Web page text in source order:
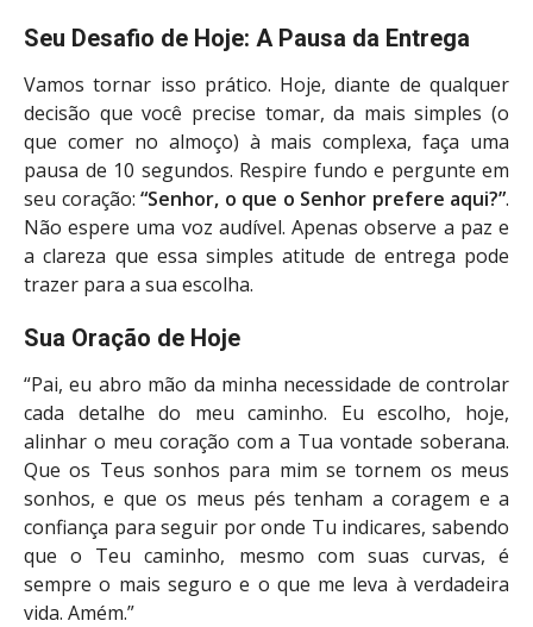
Seu Desafio de Hoje: A Pausa da Entrega
Vamos tornar isso prático. Hoje, diante de qualquer
decisão que você precise tomar, da mais simples (o
que comer no almoço) à mais complexa, faça uma
pausa de 10 segundos. Respire fundo e pergunte em
seu coração: “Senhor, o que o Senhor prefere aqui?”.
Não espere uma voz audível. Apenas observe a paz e
a clareza que essa simples atitude de entrega pode
trazer para a sua escolha.
Sua Oração de Hoje
“Pai, eu abro mão da minha necessidade de controlar
cada detalhe do meu caminho. Eu escolho, hoje,
alinhar o meu coração com a Tua vontade soberana.
Que os Teus sonhos para mim se tornem os meus
sonhos, e que os meus pés tenham a coragem e a
confiança para seguir por onde Tu indicares, sabendo
que o Teu caminho, mesmo com suas curvas, é
sempre o mais seguro e o que me leva à verdadeira
vida. Amém.”